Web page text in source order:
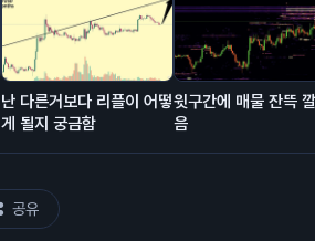
난 다른거보다 리플이 어떻
게 될지 궁금함
윗구간에 매물 잔뜩
음
공유